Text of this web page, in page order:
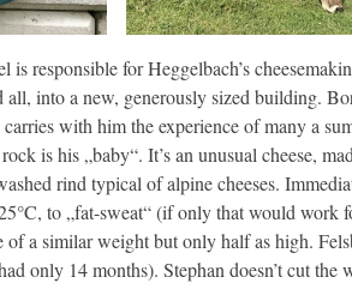
responsible for Heggelbach’s
all, into a new, generously sized building.
with him the experience of many a
is his „baby“. It’s an unusual cheese,
rind typical of alpine cheeses.
to „fat-sweat“ (if only that would
of a similar weight but only half as high.
only 14 months). Stephan doesn’t cut